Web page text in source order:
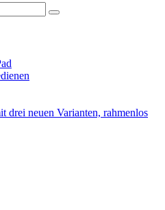
drei neuen Varianten, rahmenlos